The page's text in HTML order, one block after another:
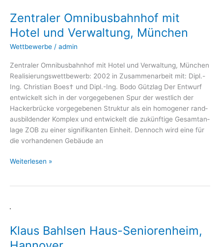
Zentraler Omnibusbahnhof mit
Hotel und Verwaltung, München
Wettbewerbe / admin
Zen­tra­ler Omni­bus­bahn­hof mit Hotel und Ver­wal­tung, Mün­chen
Rea­li­sie­rungs­wett­be­werb: 2002 in Zusam­men­ar­beit mit: Dipl.-
Ing. Chris­ti­an Boes† und Dipl.-Ing. Bodo Gütz­lag Der Ent­wurf
ent­wi­ckelt sich in der vor­ge­ge­be­nen Spur der west­lich der
Hacker­brü­cke vor­ge­ge­be­nen Struk­tur als ein homo­ge­ner rand­
aus­bil­den­der Kom­plex und ent­wi­ckelt die zukünf­ti­ge Gesamt­an­
la­ge ZOB zu einer signi­fi­kan­ten Ein­heit. Den­noch wird eine für
die vor­han­de­nen Gebäu­de an
mit
Hotel
und
Verwaltung,
Weiterlesen »
Klaus Bahlsen Haus-Seniorenheim,
Klaus
Haus-
Seniorenheim,